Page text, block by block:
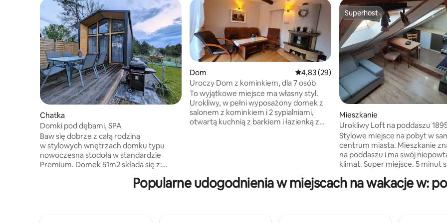
Chatka
Domki pod dębami, SPA
Baw się dobrze z całą rodziną
w stylowych wnętrzach domku typu
nowoczesna stodoła w standardzie
Premium. Domek 51m2 składa się z:
kuchennym, sypialnia, dwie antresole,
łazienka. Duży taras z grillem gazowym
Dom Średnia ocena: 4,83 na 5, liczba recenzji: 29
4,83 (29)
Uroczy Dom z kominkiem, dla 7 osób
To wyjątkowe miejsce ma własny styl.
Urokliwy, w pełni wyposażony domek z
salonem z kominkiem i 2 sypialniami,
otwartą kuchnią z barkiem i łazienką z
spokój) jak i lubiących aktywny
wypoczynek i zwiedzanie (Brama
Superhost
Superhost
Mieszkanie
Urokliwy Loft na poddaszu
Stylowe miejsce na pobyt w
centrum miasta. Mieszkanie znajduje się
na poddaszu i ma swój
klimat. Super miejsce. 5 minut spacerem
do Galerii Handlowej Stara
oraz 30 sekund do sklepu
Popularne udogodnienia w miejscach na wakacje w: